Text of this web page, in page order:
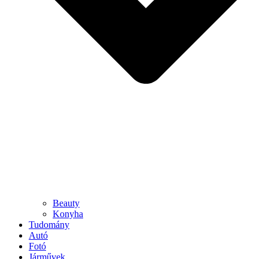
Beauty
Konyha
Tudomány
Autó
Fotó
Járművek